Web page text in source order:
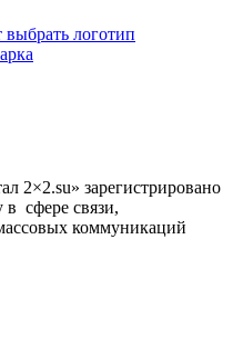
логотип
2×2.su» зарегистрировано
сфере связи,
коммуникаций